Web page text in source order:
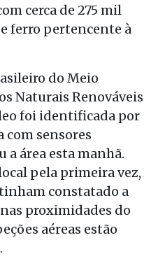
cerca de 275 mil
ferro pertencente à
do Meio
Naturais Renováveis
foi identificada por
com sensores
a área esta manhã.
pela primeira vez,
constatado a
proximidades do
aéreas estão